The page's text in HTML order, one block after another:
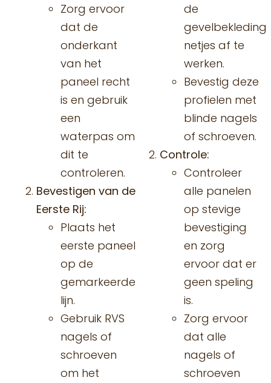
Zorg ervoor
dat de
onderkant
van het
paneel recht
is en gebruik
een
waterpas om
dit te
controleren.
Bevestigen van de
Eerste Rij:
Plaats het
eerste paneel
op de
gemarkeerde
lijn.
Gebruik RVS
nagels of
schroeven
om het
de
gevelbekleding
netjes af te
werken.
Bevestig deze
profielen met
blinde nagels
of schroeven.
Controle:
Controleer
alle panelen
op stevige
bevestiging
en zorg
ervoor dat er
geen speling
is.
Zorg ervoor
dat alle
nagels of
schroeven